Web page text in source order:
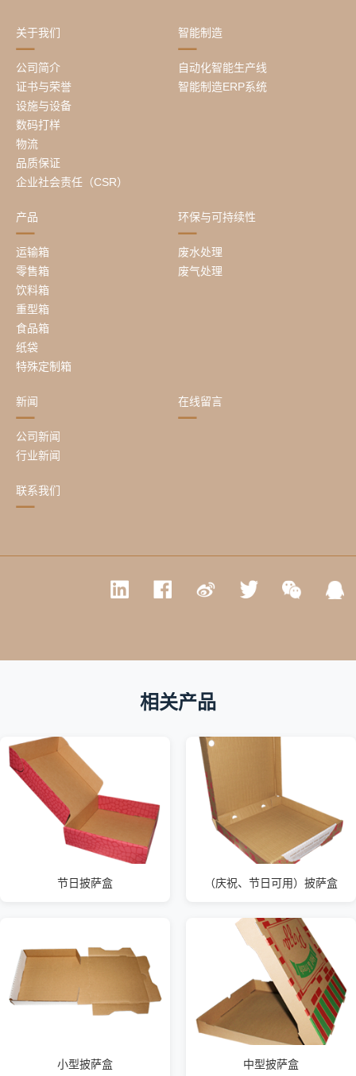
关于我们
公司简介
证书与荣誉
设施与设备
数码打样
物流
品质保证
企业社会责任（CSR）
智能制造
自动化智能生产线
智能制造ERP系统
产品
运输箱
零售箱
饮料箱
重型箱
食品箱
纸袋
特殊定制箱
环保与可持续性
废水处理
废气处理
新闻
公司新闻
行业新闻
在线留言
联系我们
相关产品
节日披萨盒 （庆祝、节日可用）披萨盒
小型披萨盒 中型披萨盒